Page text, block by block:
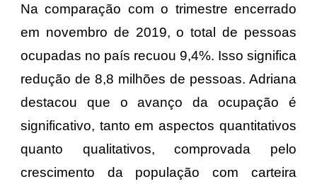
Na comparação com o trimestre encerrado
em novembro de 2019, o total de pessoas
ocupadas no país recuou 9,4%. Isso significa
redução de 8,8 milhões de pessoas. Adriana
destacou que o avanço da ocupação é
significativo, tanto em aspectos quantitativos
quanto qualitativos, comprovada pelo
crescimento da população com carteira